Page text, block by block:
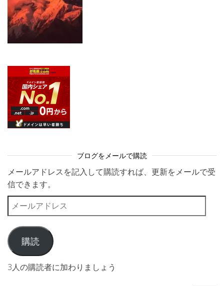
ブログをメールで購読
メールアドレスを記入して購読すれば、更新をメールで受
信できます。
メールアドレス
購読
3人の購読者に加わりましょう